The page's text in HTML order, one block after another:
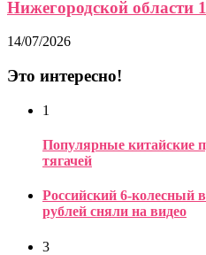
Нижегородской области
14/07/2026
Это интересно!
1
Популярные китайские
тягачей
Российский 6-колесный
рублей сняли на видео
3